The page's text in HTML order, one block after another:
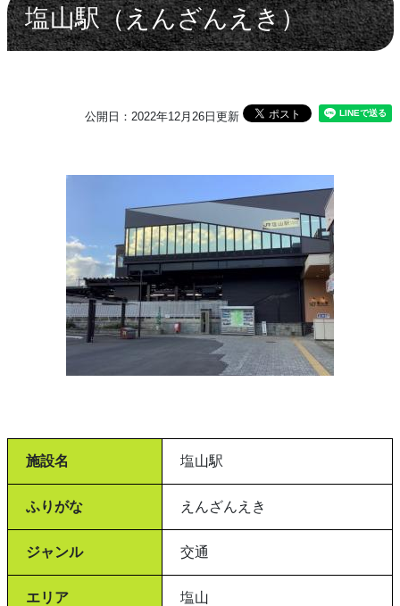
へ
へ
塩山駅（えんざんえき）
公開日：2022年12月26日更新
施設名 塩山駅
ふりがな えんざんえき
ジャンル 交通
エリア 塩山